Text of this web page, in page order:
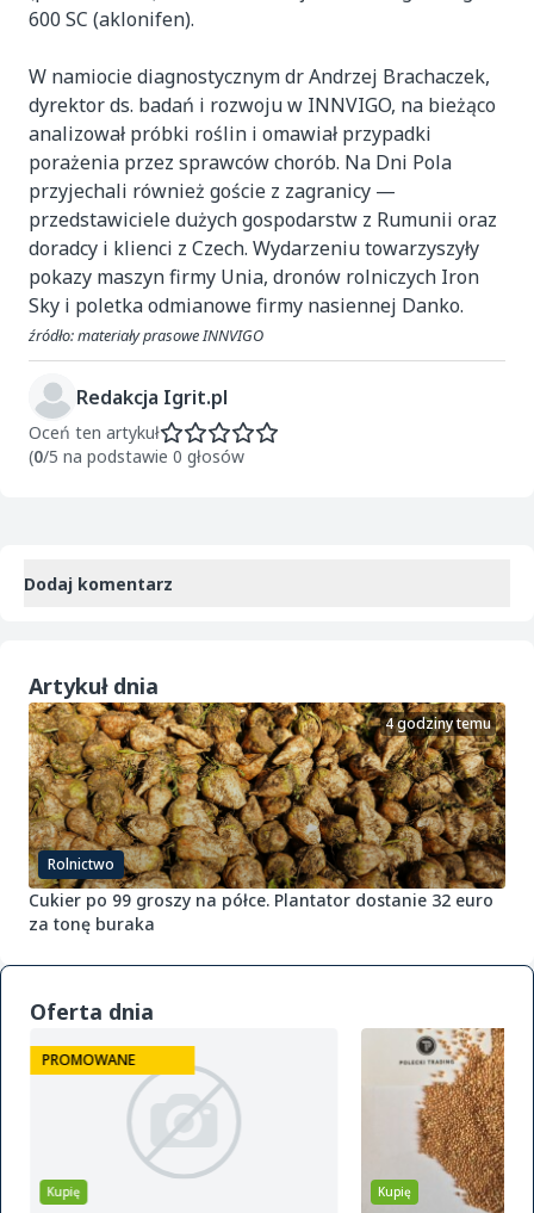
600 SC (aklonifen).
W namiocie diagnostycznym dr Andrzej Brachaczek,
dyrektor ds. badań i rozwoju w INNVIGO, na bieżąco
analizował próbki roślin i omawiał przypadki
porażenia przez sprawców chorób. Na Dni Pola
przyjechali również goście z zagranicy —
przedstawiciele dużych gospodarstw z Rumunii oraz
doradcy i klienci z Czech. Wydarzeniu towarzyszyły
pokazy maszyn firmy Unia, dronów rolniczych Iron
Sky i poletka odmianowe firmy nasiennej Danko.
źródło: materiały prasowe INNVIGO
Redakcja Igrit.pl
Oceń ten artykuł
(0/5 na podstawie 0 głosów
Dodaj komentarz
Artykuł dnia
Rolnictwo
4 godziny temu
Cukier po 99 groszy na półce. Plantator dostanie 32 euro
za tonę buraka
Oferta dnia
Kupię
PROMOWANE
Kupię